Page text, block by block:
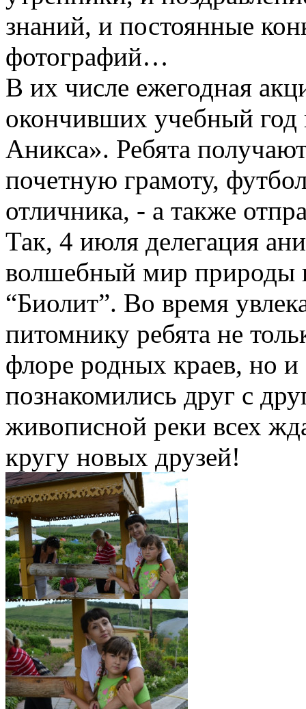
знаний, и постоянные
фотографий…
В их числе ежегодная
окончивших учебный
Аникса». Ребята
почетную грамоту,
отличника, - а также
Так, 4 июля делегация
волшебный мир природы
“Биолит”. Во время
питомнику ребята не
флоре родных краев, но и
познакомились друг с
живописной реки всех
кругу новых друзей!